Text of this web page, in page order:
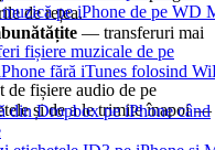
pe iPhone de pe WD
fișiere muzicale de pe
fără iTunes folosind
din Dropbox pe iPhone când
de rețea.
— transferuri mai
de fișiere audio de pe
și de a le trimite înapoi —